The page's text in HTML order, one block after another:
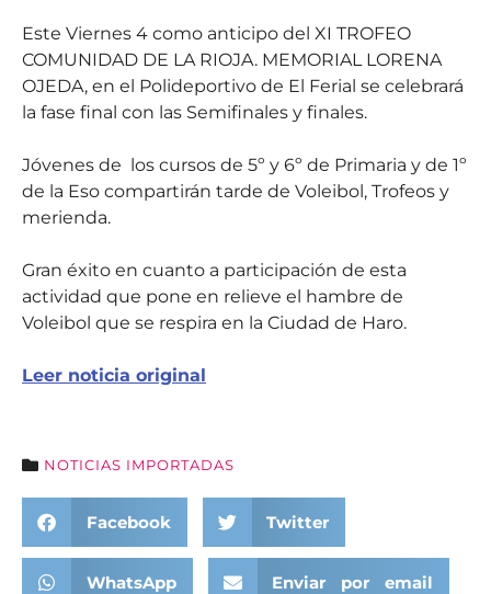
Este Viernes 4 como anticipo del XI TROFEO
COMUNIDAD DE LA RIOJA. MEMORIAL LORENA
OJEDA, en el Polideportivo de El Ferial se celebrará
la fase final con las Semifinales y finales.
Jóvenes de los cursos de 5º y 6º de Primaria y de 1º
de la Eso compartirán tarde de Voleibol, Trofeos y
merienda.
Gran éxito en cuanto a participación de esta
actividad que pone en relieve el hambre de
Voleibol que se respira en la Ciudad de Haro.
Leer noticia original
NOTICIAS IMPORTADAS
Facebook Twitter
WhatsApp Enviar por email